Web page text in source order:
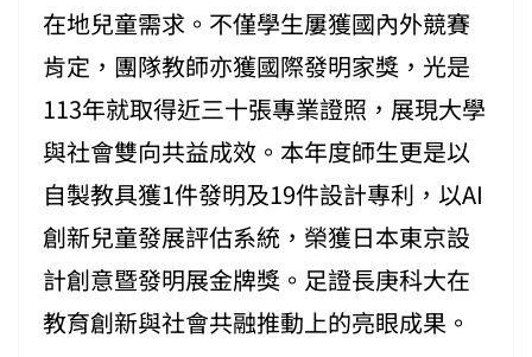
在地兒童需求。不僅學生屢獲國內外競賽
肯定，團隊教師亦獲國際發明家獎，光是
113年就取得近三十張專業證照，展現大學
與社會雙向共益成效。本年度師生更是以
自製教具獲1件發明及19件設計專利，以AI
創新兒童發展評估系統，榮獲日本東京設
計創意暨發明展金牌獎。足證長庚科大在
教育創新與社會共融推動上的亮眼成果。